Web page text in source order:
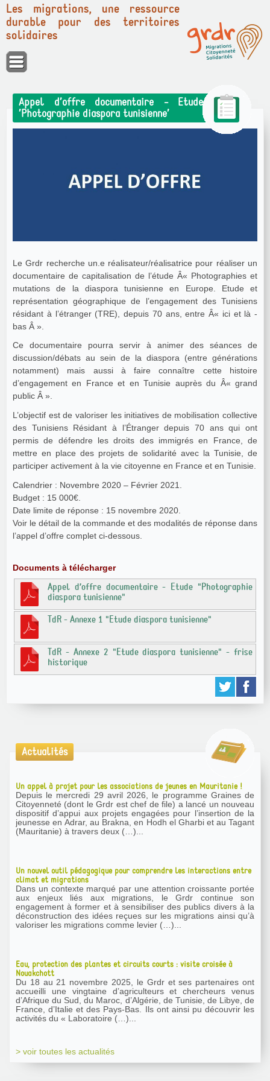
Panneau de gestion des cookies
Les migrations, une ressource
durable pour des territoires
solidaires
Appel d’offre documentaire - Etude
’Photographie diaspora tunisienne’
Le Grdr recherche un.e réalisateur/réalisatrice pour réaliser un
documentaire de capitalisation de l’étude Â« Photographies et
mutations de la diaspora tunisienne en Europe. Etude et
représentation géographique de l’engagement des Tunisiens
résidant à l’étranger (TRE), depuis 70 ans, entre Â« ici et là -
bas Â ».
Ce documentaire pourra servir à animer des séances de
discussion/débats au sein de la diaspora (entre générations
notamment) mais aussi à faire connaître cette histoire
d’engagement en France et en Tunisie auprès du Â« grand
public Â ».
L’objectif est de valoriser les initiatives de mobilisation collective
des Tunisiens Résidant à l’Étranger depuis 70 ans qui ont
permis de défendre les droits des immigrés en France, de
mettre en place des projets de solidarité avec la Tunisie, de
participer activement à la vie citoyenne en France et en Tunisie.
Calendrier : Novembre 2020 – Février 2021.
Budget : 15 000€.
Date limite de réponse : 15 novembre 2020.
Voir le détail de la commande et des modalités de réponse dans
l’appel d’offre complet ci-dessous.
Documents à télécharger
Appel d’offre documentaire - Etude "Photographie
diaspora tunisienne"
TdR - Annexe 1 "Etude diaspora tunisienne"
TdR - Annexe 2 "Etude diaspora tunisienne" - frise
historique
Actualités
Un appel à projet pour les associations de jeunes en Mauritanie !
Depuis le mercredi 29 avril 2026, le programme Graines de
Citoyenneté (dont le Grdr est chef de file) a lancé un nouveau
dispositif d’appui aux projets engagées pour l’insertion de la
jeunesse en Adrar, au Brakna, en Hodh el Gharbi et au Tagant
(Mauritanie) à travers deux (…)...
Un nouvel outil pédagogique pour comprendre les interactions entre
climat et migrations
Dans un contexte marqué par une attention croissante portée
aux enjeux liés aux migrations, le Grdr continue son
engagement à former et à sensibiliser des publics divers à la
déconstruction des idées reçues sur les migrations ainsi qu’à
valoriser les migrations comme levier (…)...
Eau, protection des plantes et circuits courts : visite croisée à
Nouakchott
Du 18 au 21 novembre 2025, le Grdr et ses partenaires ont
accueilli une vingtaine d’agriculteurs et chercheurs venus
d’Afrique du Sud, du Maroc, d’Algérie, de Tunisie, de Libye, de
France, d’Italie et des Pays-Bas. Ils ont ainsi pu découvrir les
activités du « Laboratoire (…)...
> voir toutes les actualités